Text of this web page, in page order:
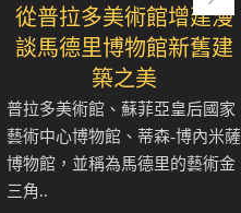
從普拉多美術館增建漫
談馬德里博物館新舊建
築之美
普拉多美術館、蘇菲亞皇后國家
藝術中心博物館、蒂森-博內米薩
博物館，並稱為馬德里的藝術金
三角..